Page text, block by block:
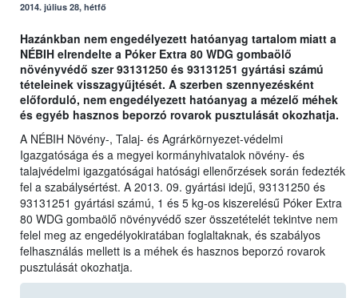
2014. július 28, hétfő
Hazánkban nem engedélyezett hatóanyag tartalom miatt a
NÉBIH elrendelte a Póker Extra 80 WDG gombaölő
növényvédő szer 93131250 és 93131251 gyártási számú
tételeinek visszagyűjtését. A szerben szennyezésként
előforduló, nem engedélyezett hatóanyag a mézelő méhek
és egyéb hasznos beporzó rovarok pusztulását okozhatja.
A NÉBIH Növény-, Talaj- és Agrárkörnyezet-védelmi
Igazgatósága és a megyei kormányhivatalok növény- és
talajvédelmi igazgatóságai hatósági ellenőrzések során fedezték
fel a szabálysértést. A 2013. 09. gyártási idejű, 93131250 és
93131251 gyártási számú, 1 és 5 kg-os kiszerelésű Póker Extra
80 WDG gombaölő növényvédő szer összetételét tekintve nem
felel meg az engedélyokiratában foglaltaknak, és szabályos
felhasználás mellett is a méhek és hasznos beporzó rovarok
pusztulását okozhatja.